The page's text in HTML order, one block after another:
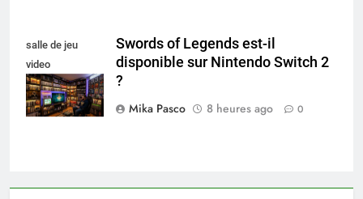
salle de jeu
video
collectionneur
Swords of Legends est-il
disponible sur Nintendo Switch 2
?
Mika Pasco
8 heures ago 0